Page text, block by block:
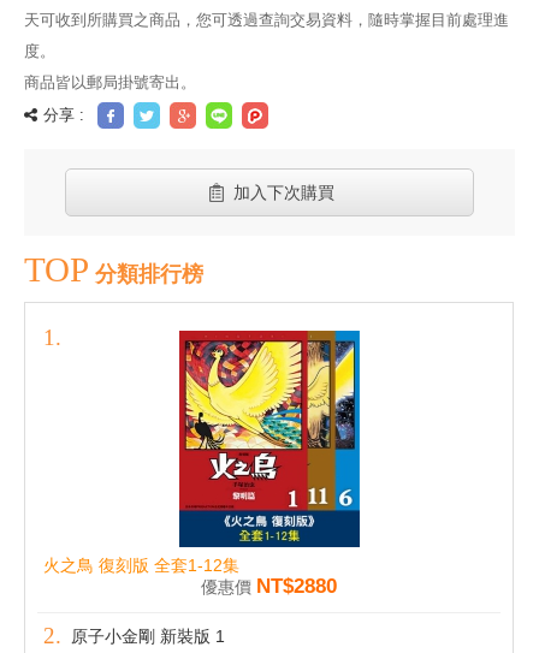
天可收到所購買之商品，您可透過查詢交易資料，隨時掌握目前處理進
度。
商品皆以郵局掛號寄出。
分享 :
加入下次購買
TOP 分類排行榜
火之鳥 復刻版 全套1-12集
優惠價 NT$2880
原子小金剛 新裝版 1